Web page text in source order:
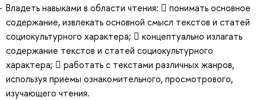
Владеть навыками в области чтения:  понимать основное
содержание, извлекать основной смысл текстов и статей
социокультурного характера;  концептуально излагать
содержание текстов и статей социокультурного
характера;  работать с текстами различных жанров,
используя приемы ознакомительного, просмотрового,
изучающего чтения.